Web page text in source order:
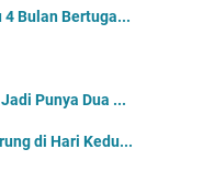
4 Bulan Bertuga...
Punya Dua ...
di Hari Kedu...